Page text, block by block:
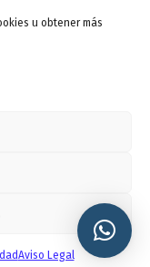
u obtener más
Aviso Legal
industrial
GuellCom_